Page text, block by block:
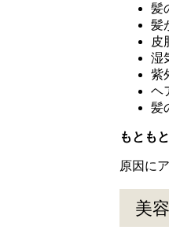
髪
髪
皮
湿
紫
ヘ
髪
もとも
原因に
美